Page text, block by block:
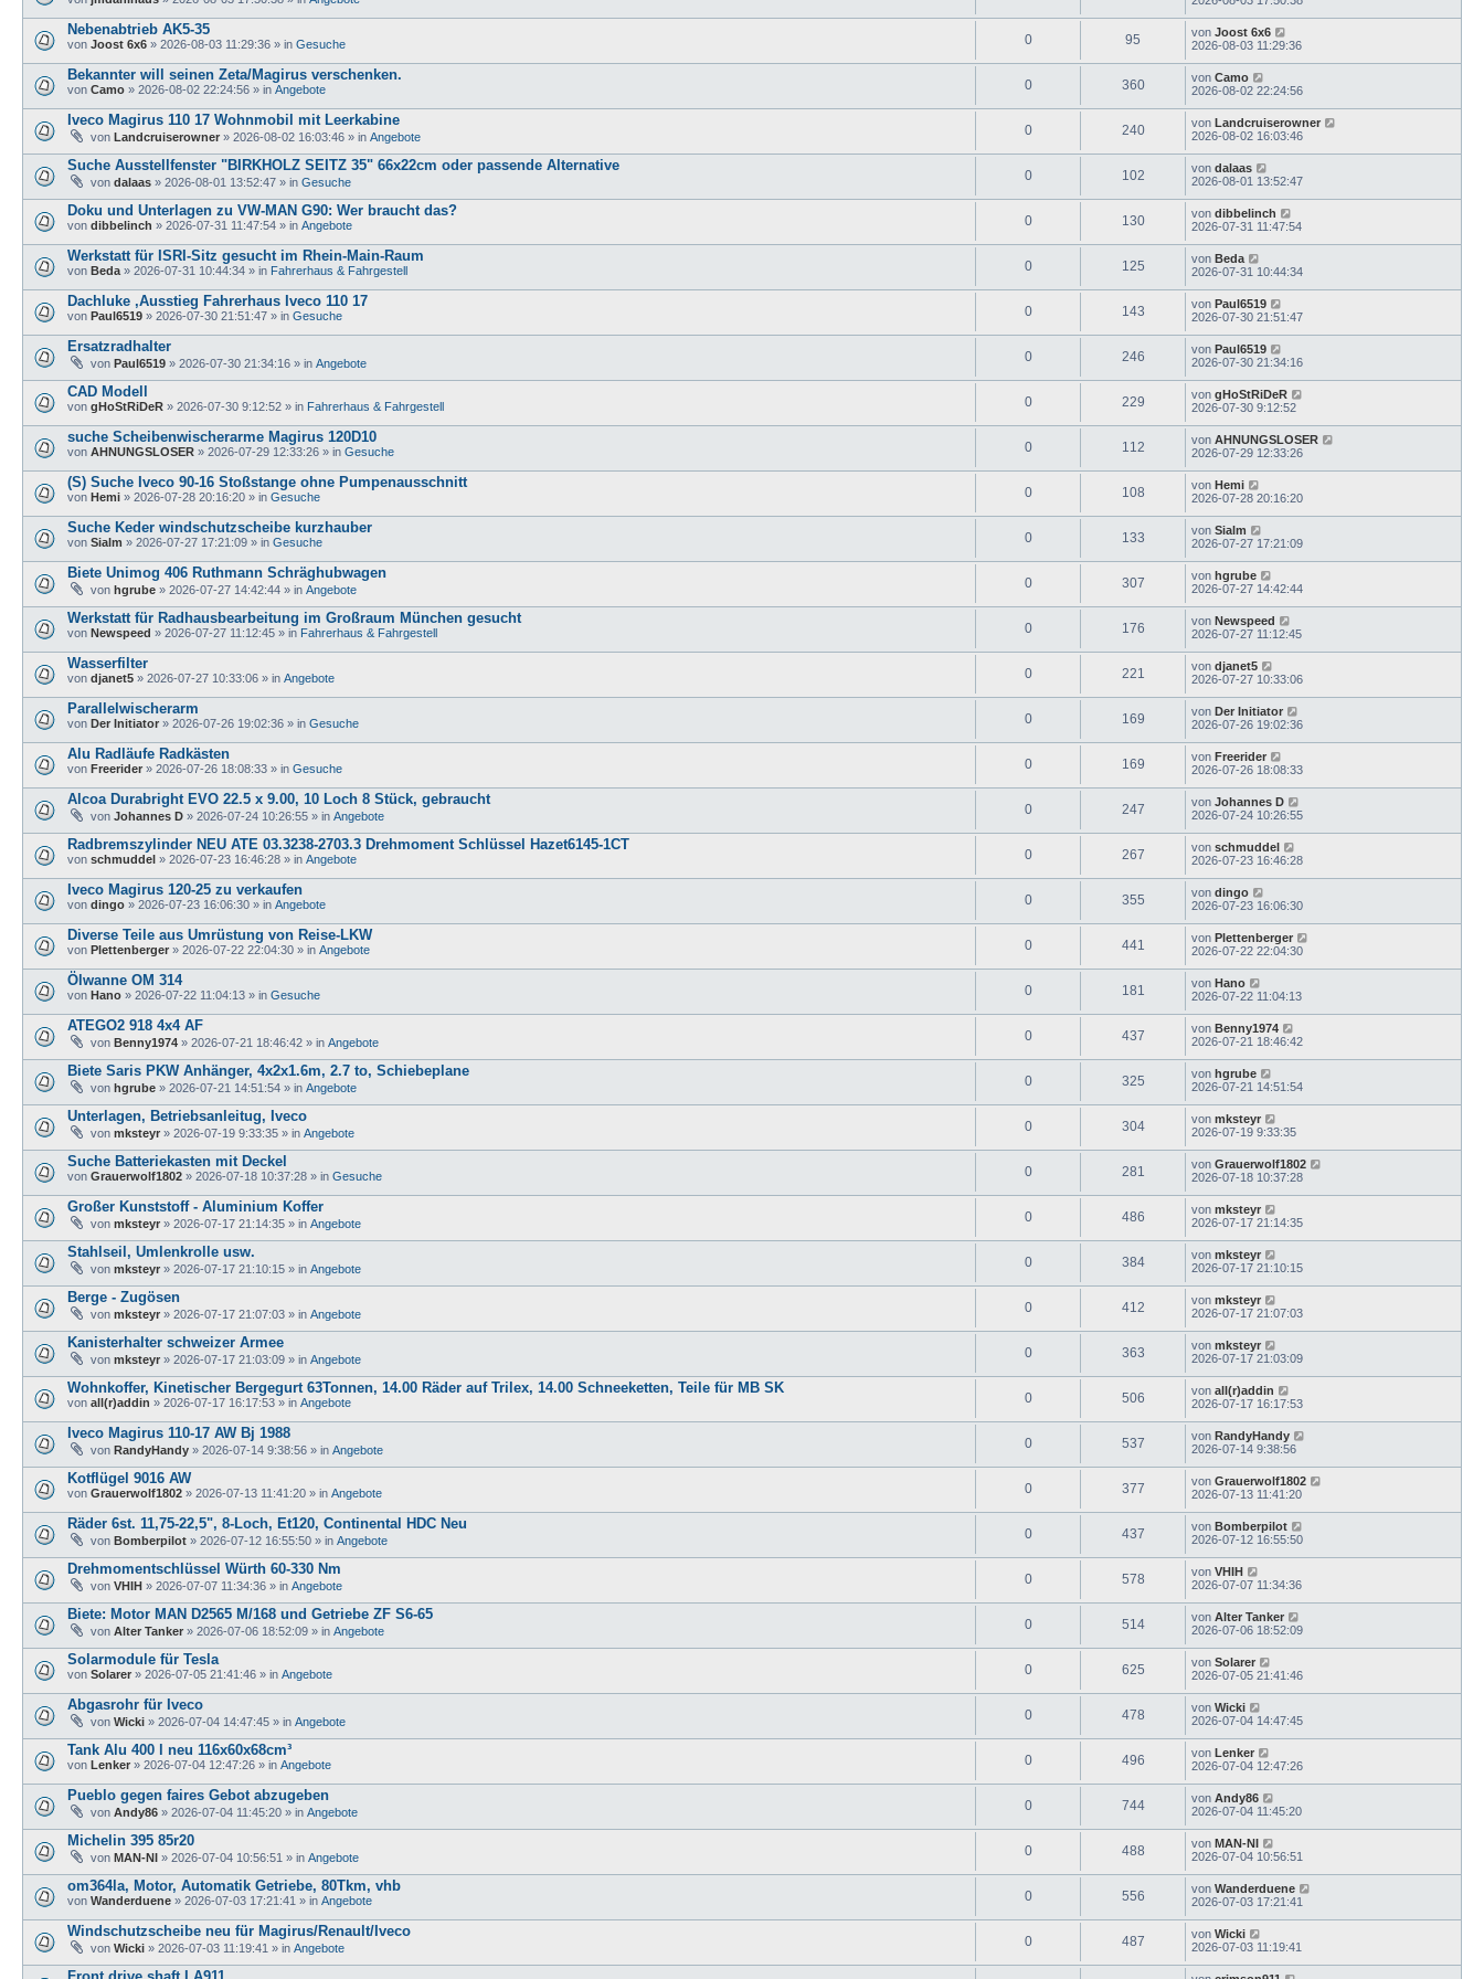
Nebenabtrieb AK5-35
von Joost 6x6 » 2026-08-03 11:29:36 » in Gesuche 0 95 von Joost 6x6
2026-08-03 11:29:36
Bekannter will seinen Zeta/Magirus verschenken.
von Camo » 2026-08-02 22:24:56 » in Angebote 0 360 von Camo
2026-08-02 22:24:56
Iveco Magirus 110 17 Wohnmobil mit Leerkabine
von Landcruiserowner » 2026-08-02 16:03:46 » in Angebote 0 240 von Landcruiserowner
2026-08-02 16:03:46
Suche Ausstellfenster "BIRKHOLZ SEITZ 35" 66x22cm oder passende Alternative
von dalaas » 2026-08-01 13:52:47 » in Gesuche 0 102 von dalaas
2026-08-01 13:52:47
Doku und Unterlagen zu VW-MAN G90: Wer braucht das?
von dibbelinch » 2026-07-31 11:47:54 » in Angebote 0 130 von dibbelinch
2026-07-31 11:47:54
Werkstatt für ISRI-Sitz gesucht im Rhein-Main-Raum
von Beda » 2026-07-31 10:44:34 » in Fahrerhaus & Fahrgestell 0 125 von Beda
2026-07-31 10:44:34
Dachluke ,Ausstieg Fahrerhaus Iveco 110 17
von Paul6519 » 2026-07-30 21:51:47 » in Gesuche 0 143 von Paul6519
2026-07-30 21:51:47
Ersatzradhalter
von Paul6519 » 2026-07-30 21:34:16 » in Angebote 0 246 von Paul6519
2026-07-30 21:34:16
CAD Modell
von gHoStRiDeR » 2026-07-30 9:12:52 » in Fahrerhaus & Fahrgestell 0 229 von gHoStRiDeR
2026-07-30 9:12:52
suche Scheibenwischerarme Magirus 120D10
von AHNUNGSLOSER » 2026-07-29 12:33:26 » in Gesuche 0 112 von AHNUNGSLOSER
2026-07-29 12:33:26
(S) Suche Iveco 90-16 Stoßstange ohne Pumpenausschnitt
von Hemi » 2026-07-28 20:16:20 » in Gesuche 0 108 von Hemi
2026-07-28 20:16:20
Suche Keder windschutzscheibe kurzhauber
von Sialm » 2026-07-27 17:21:09 » in Gesuche 0 133 von Sialm
2026-07-27 17:21:09
Biete Unimog 406 Ruthmann Schräghubwagen
von hgrube » 2026-07-27 14:42:44 » in Angebote 0 307 von hgrube
2026-07-27 14:42:44
Werkstatt für Radhausbearbeitung im Großraum München gesucht
von Newspeed » 2026-07-27 11:12:45 » in Fahrerhaus & Fahrgestell 0 176 von Newspeed
2026-07-27 11:12:45
Wasserfilter
von djanet5 » 2026-07-27 10:33:06 » in Angebote 0 221 von djanet5
2026-07-27 10:33:06
Parallelwischerarm
von Der Initiator » 2026-07-26 19:02:36 » in Gesuche 0 169 von Der Initiator
2026-07-26 19:02:36
Alu Radläufe Radkästen
von Freerider » 2026-07-26 18:08:33 » in Gesuche 0 169 von Freerider
2026-07-26 18:08:33
Alcoa Durabright EVO 22.5 x 9.00, 10 Loch 8 Stück, gebraucht
von Johannes D » 2026-07-24 10:26:55 » in Angebote 0 247 von Johannes D
2026-07-24 10:26:55
Radbremszylinder NEU ATE 03.3238-2703.3 Drehmoment Schlüssel Hazet6145-1CT
von schmuddel » 2026-07-23 16:46:28 » in Angebote 0 267 von schmuddel
2026-07-23 16:46:28
Iveco Magirus 120-25 zu verkaufen
von dingo » 2026-07-23 16:06:30 » in Angebote 0 355 von dingo
2026-07-23 16:06:30
Diverse Teile aus Umrüstung von Reise-LKW
von Plettenberger » 2026-07-22 22:04:30 » in Angebote 0 441 von Plettenberger
2026-07-22 22:04:30
Ölwanne OM 314
von Hano » 2026-07-22 11:04:13 » in Gesuche 0 181 von Hano
2026-07-22 11:04:13
ATEGO2 918 4x4 AF
von Benny1974 » 2026-07-21 18:46:42 » in Angebote 0 437 von Benny1974
2026-07-21 18:46:42
Biete Saris PKW Anhänger, 4x2x1.6m, 2.7 to, Schiebeplane
von hgrube » 2026-07-21 14:51:54 » in Angebote 0 325 von hgrube
2026-07-21 14:51:54
Unterlagen, Betriebsanleitug, Iveco
von mksteyr » 2026-07-19 9:33:35 » in Angebote 0 304 von mksteyr
2026-07-19 9:33:35
Suche Batteriekasten mit Deckel
von Grauerwolf1802 » 2026-07-18 10:37:28 » in Gesuche 0 281 von Grauerwolf1802
2026-07-18 10:37:28
Großer Kunststoff - Aluminium Koffer
von mksteyr » 2026-07-17 21:14:35 » in Angebote 0 486 von mksteyr
2026-07-17 21:14:35
Stahlseil, Umlenkrolle usw.
von mksteyr » 2026-07-17 21:10:15 » in Angebote 0 384 von mksteyr
2026-07-17 21:10:15
Berge - Zugösen
von mksteyr » 2026-07-17 21:07:03 » in Angebote 0 412 von mksteyr
2026-07-17 21:07:03
Kanisterhalter schweizer Armee
von mksteyr » 2026-07-17 21:03:09 » in Angebote 0 363 von mksteyr
2026-07-17 21:03:09
Wohnkoffer, Kinetischer Bergegurt 63Tonnen, 14.00 Räder auf Trilex, 14.00 Schneeketten, Teile für MB SK
von all(r)addin » 2026-07-17 16:17:53 » in Angebote 0 506 von all(r)addin
2026-07-17 16:17:53
Iveco Magirus 110-17 AW Bj 1988
von RandyHandy » 2026-07-14 9:38:56 » in Angebote 0 537 von RandyHandy
2026-07-14 9:38:56
Kotflügel 9016 AW
von Grauerwolf1802 » 2026-07-13 11:41:20 » in Angebote 0 377 von Grauerwolf1802
2026-07-13 11:41:20
Räder 6st. 11,75-22,5", 8-Loch, Et120, Continental HDC Neu
von Bomberpilot » 2026-07-12 16:55:50 » in Angebote 0 437 von Bomberpilot
2026-07-12 16:55:50
Drehmomentschlüssel Würth 60-330 Nm
von VHIH » 2026-07-07 11:34:36 » in Angebote 0 578 von VHIH
2026-07-07 11:34:36
Biete: Motor MAN D2565 M/168 und Getriebe ZF S6-65
von Alter Tanker » 2026-07-06 18:52:09 » in Angebote 0 514 von Alter Tanker
2026-07-06 18:52:09
Solarmodule für Tesla
von Solarer » 2026-07-05 21:41:46 » in Angebote 0 625 von Solarer
2026-07-05 21:41:46
Abgasrohr für Iveco
von Wicki » 2026-07-04 14:47:45 » in Angebote 0 478 von Wicki
2026-07-04 14:47:45
Tank Alu 400 l neu 116x60x68cm³
von Lenker » 2026-07-04 12:47:26 » in Angebote 0 496 von Lenker
2026-07-04 12:47:26
Pueblo gegen faires Gebot abzugeben
von Andy86 » 2026-07-04 11:45:20 » in Angebote 0 744 von Andy86
2026-07-04 11:45:20
Michelin 395 85r20
von MAN-NI » 2026-07-04 10:56:51 » in Angebote 0 488 von MAN-NI
2026-07-04 10:56:51
om364la, Motor, Automatik Getriebe, 80Tkm, vhb
von Wanderduene » 2026-07-03 17:21:41 » in Angebote 0 556 von Wanderduene
2026-07-03 17:21:41
Windschutzscheibe neu für Magirus/Renault/Iveco
von Wicki » 2026-07-03 11:19:41 » in Angebote 0 487 von Wicki
2026-07-03 11:19:41
Front drive shaft LA911